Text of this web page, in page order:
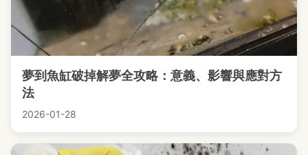
夢到魚缸破掉解夢全攻略：意義、影響與應對方
法
2026-01-28